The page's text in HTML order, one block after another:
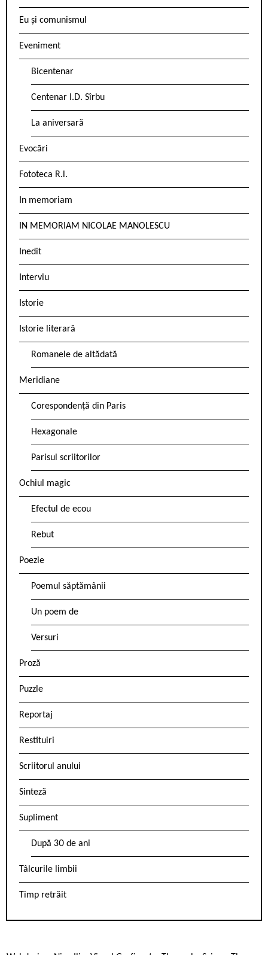
Eu și comunismul
Eveniment
Bicentenar
Centenar I.D. Sîrbu
La aniversară
Evocări
Fototeca R.l.
In memoriam
IN MEMORIAM NICOLAE MANOLESCU
Inedit
Interviu
Istorie
Istorie literară
Romanele de altădată
Meridiane
Corespondență din Paris
Hexagonale
Parisul scriitorilor
Ochiul magic
Efectul de ecou
Rebut
Poezie
Poemul săptămânii
Un poem de
Versuri
Proză
Puzzle
Reportaj
Restituiri
Scriitorul anului
Sinteză
Supliment
După 30 de ani
Tâlcurile limbii
Timp retrăit